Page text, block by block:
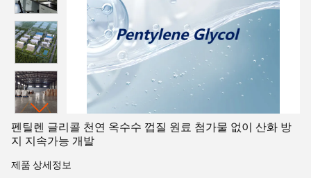
펜틸렌 글리콜 천연 옥수수 껍질 원료 첨가물 없이 산화 방
지 지속가능 개발
제품 상세정보